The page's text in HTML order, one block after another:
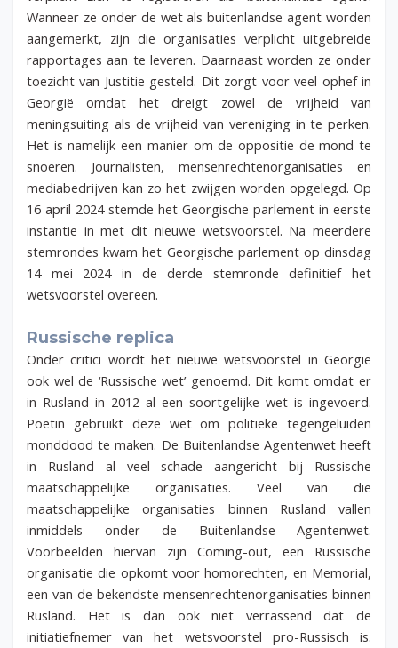
Wanneer ze onder de wet als buitenlandse agent worden
aangemerkt, zijn die organisaties verplicht uitgebreide
rapportages aan te leveren. Daarnaast worden ze onder
toezicht van Justitie gesteld. Dit zorgt voor veel ophef in
Georgië omdat het dreigt zowel de vrijheid van
meningsuiting als de vrijheid van vereniging in te perken.
Het is namelijk een manier om de oppositie de mond te
snoeren. Journalisten, mensenrechtenorganisaties en
mediabedrijven kan zo het zwijgen worden opgelegd. Op
16 april 2024 stemde het Georgische parlement in eerste
instantie in met dit nieuwe wetsvoorstel. Na meerdere
stemrondes kwam het Georgische parlement op dinsdag
14 mei 2024 in de derde stemronde definitief het
wetsvoorstel overeen.
Russische replica
Onder critici wordt het nieuwe wetsvoorstel in Georgië
ook wel de ‘Russische wet’ genoemd. Dit komt omdat er
in Rusland in 2012 al een soortgelijke wet is ingevoerd.
Poetin gebruikt deze wet om politieke tegengeluiden
monddood te maken. De Buitenlandse Agentenwet heeft
in Rusland al veel schade aangericht bij Russische
maatschappelijke organisaties. Veel van die
maatschappelijke organisaties binnen Rusland vallen
inmiddels onder de Buitenlandse Agentenwet.
Voorbeelden hiervan zijn Coming-out, een Russische
organisatie die opkomt voor homorechten, en Memorial,
een van de bekendste mensenrechtenorganisaties binnen
Rusland. Het is dan ook niet verrassend dat de
initiatiefnemer van het wetsvoorstel pro-Russisch is.